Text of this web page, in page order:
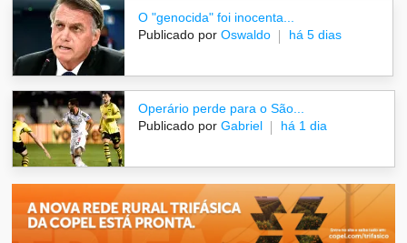
O "genocida" foi inocenta...
Publicado por Oswaldo há 5 dias
Operário perde para o São...
Publicado por Gabriel há 1 dia